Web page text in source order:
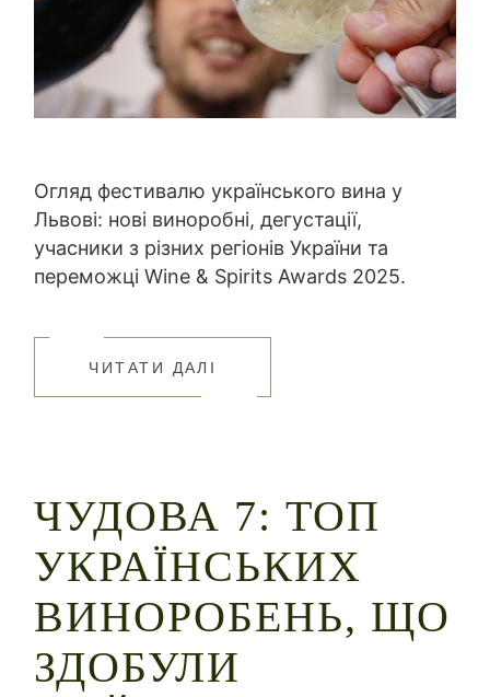
Огляд фестивалю українського вина у
Львові: нові виноробні, дегустації,
учасники з різних регіонів України та
переможці Wine & Spirits Awards 2025.
ЧИТАТИ ДАЛІ
ЧУДОВА 7: ТОП
УКРАЇНСЬКИХ
ВИНОРОБЕНЬ, ЩО
ЗДОБУЛИ